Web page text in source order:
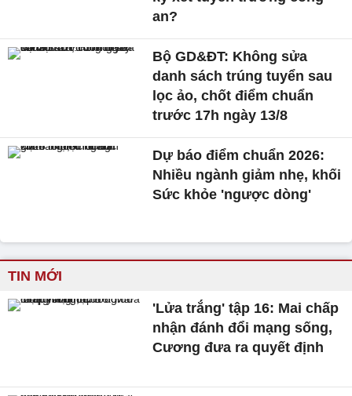
an?
Bộ GD&ĐT: Không sửa
danh sách trúng tuyển sau
lọc ảo, chốt điểm chuẩn
trước 17h ngày 13/8
Dự báo điểm chuẩn 2026:
Nhiều ngành giảm nhẹ, khối
Sức khỏe 'ngược dòng'
TIN MỚI
'Lửa trắng' tập 16: Mai chấp
nhận đánh đổi mạng sống,
Cương đưa ra quyết định